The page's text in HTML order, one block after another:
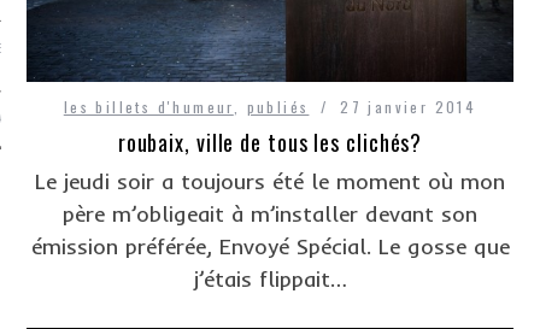
DE STRESS, C’EST
les billets d'humeur publiés 27 janvier 2014
roubaix, ville de tous les clichés?
Le jeudi soir a toujours été le moment où mon
père m’obligeait à m’installer devant son
émission préférée, Envoyé Spécial. Le gosse que
j’étais flippait…